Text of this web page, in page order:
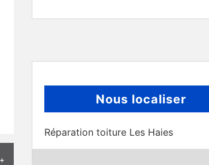
Nous localiser
Réparation toiture Les Haies